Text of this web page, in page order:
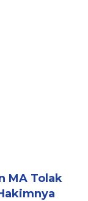
MA Tolak